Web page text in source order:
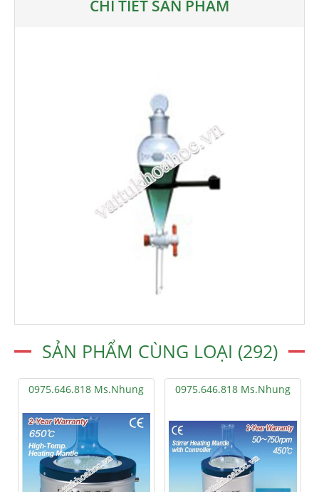
CHI TIẾT SẢN PHẨM
SẢN PHẨM CÙNG LOẠI (292)
0975.646.818 Ms.Nhung 0975.646.818 Ms.Nhung